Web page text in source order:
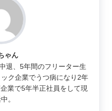
ゃん
退、5年間のフリーター生
ク企業でうつ病になり2年
業で5年半正社員をして現
。